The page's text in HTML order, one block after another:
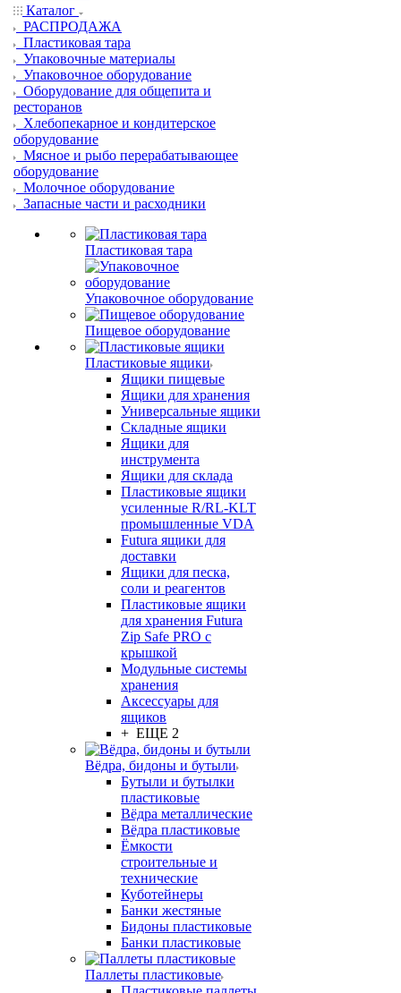
Каталог
РАСПРОДАЖА
Пластиковая тара
Упаковочные материалы
Упаковочное оборудование
Оборудование для общепита и
ресторанов
Хлебопекарное и кондитерское
оборудование
Мясное и рыбо перерабатывающее
оборудование
Молочное оборудование
Запасные части и расходники
Пластиковая тара
Упаковочное оборудование
Пищевое оборудование
Пластиковые ящики
Ящики пищевые
Ящики для хранения
Универсальные ящики
Складные ящики
Ящики для
инструмента
Ящики для склада
Пластиковые ящики
усиленные R/RL-KLT
промышленные VDA
Futura ящики для
доставки
Ящики для песка,
соли и реагентов
Пластиковые ящики
для хранения Futura
Zip Safe PRO с
крышкой
Модульные системы
хранения
Аксессуары для
ящиков
+ ЕЩЕ 2
Вёдра, бидоны и бутыли
Бутыли и бутылки
пластиковые
Вёдра металлические
Вёдра пластиковые
Ёмкости
строительные и
технические
Куботейнеры
Банки жестяные
Бидоны пластиковые
Банки пластиковые
Паллеты пластиковые